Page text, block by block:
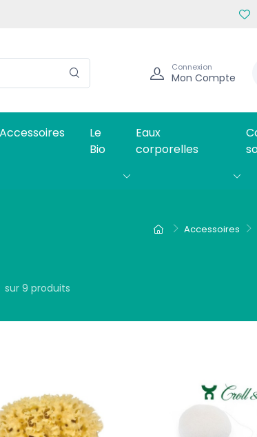
Connexion
Mon Compte
Accessoires
Le
Bio
Eaux
corporelles
Accessoires
sur 9 produits